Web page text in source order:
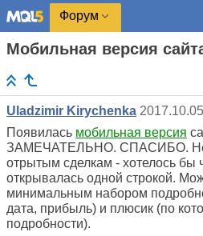
Форум
Мобильная версия
Uladzimir Kirychenka
Появилась мобильная версия
ЗАМЕЧАТЕЛЬНО. СПАСИБО.
отрытым сделкам - хотелось бы
открывалась одной строкой.
минимальным набором
дата, прибыль) и плюсик (по
подробности).